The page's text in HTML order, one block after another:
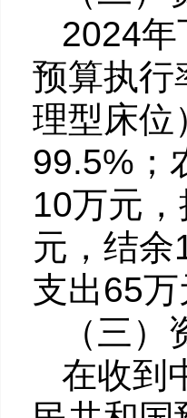
2024
预算执行
理型床位
99.5%；
10万元
元，结余
支出65
（三
在收到